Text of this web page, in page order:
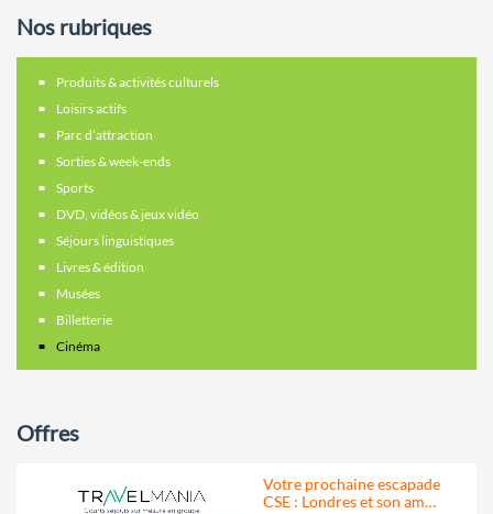
Nos rubriques
Produits & activités culturels
Loisirs actifs
Parc d’attraction
Sorties & week-ends
Sports
DVD, vidéos & jeux vidéo
Séjours linguistiques
Livres & édition
Musées
Billetterie
Cinéma
Offres
Votre prochaine escapade
CSE : Londres et son am…